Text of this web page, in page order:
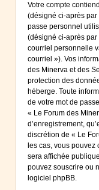
Votre compte
(désigné ci-après par
passe personnel
(désigné ci-après par
courriel personnelle
courriel »). Vos
des Minerva et des
protection des
héberge. Toute
de votre mot de
« Le Forum des
d’enregistrement,
discrétion de « Le
les cas, vous
sera affichée
pouvez souscrire ou
logiciel phpBB.